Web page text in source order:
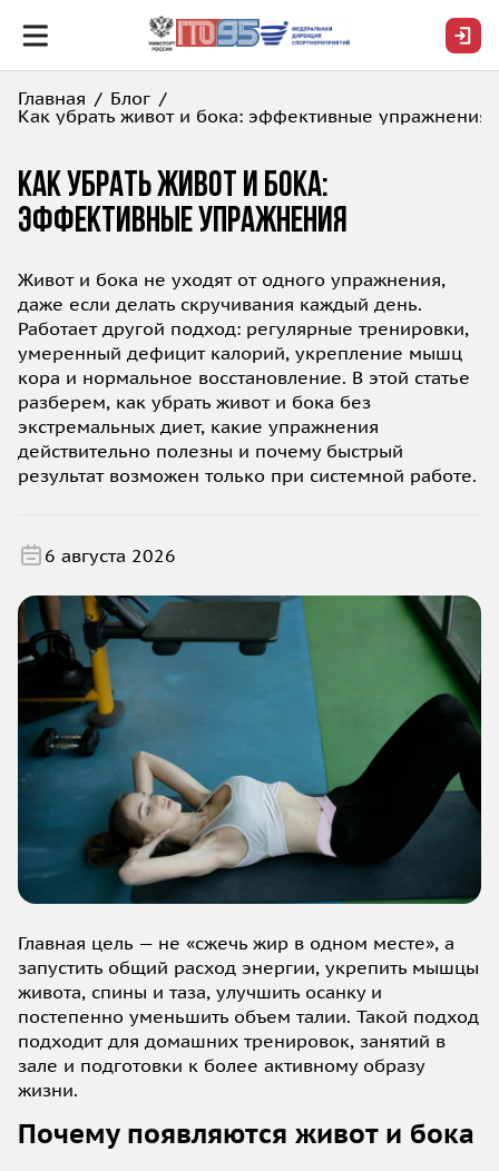
Главная
Блог
Как убрать живот и бока: эффективные упражнения
Как убрать живот и бока:
эффективные упражнения
Живот и бока не уходят от одного упражнения,
даже если делать скручивания каждый день.
Работает другой подход: регулярные тренировки,
умеренный дефицит калорий, укрепление мышц
кора и нормальное восстановление. В этой статье
разберем, как убрать живот и бока без
экстремальных диет, какие упражнения
действительно полезны и почему быстрый
результат возможен только при системной работе.
6 августа 2026
Главная цель — не «сжечь жир в одном месте», а
запустить общий расход энергии, укрепить мышцы
живота, спины и таза, улучшить осанку и
постепенно уменьшить объем талии. Такой подход
подходит для домашних тренировок, занятий в
зале и подготовки к более активному образу
жизни.
Почему появляются живот и бока